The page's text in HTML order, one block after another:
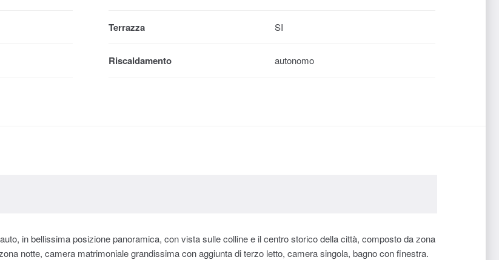
Terrazza SI
Riscaldamento autonomo
in bellissima posizione panoramica, con vista sulle colline e il centro storico della città, composto da zona
notte, camera matrimoniale grandissima con aggiunta di terzo letto, camera singola, bagno con finestra.